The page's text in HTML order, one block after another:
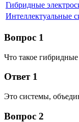
Гибридные
Интеллектуальные
Вопрос 1
Что такое
Ответ 1
Это системы,
Вопрос 2